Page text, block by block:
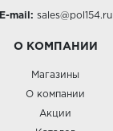
E-mail: sales@pol154.ru
О КОМПАНИИ
Магазины
О компании
Акции